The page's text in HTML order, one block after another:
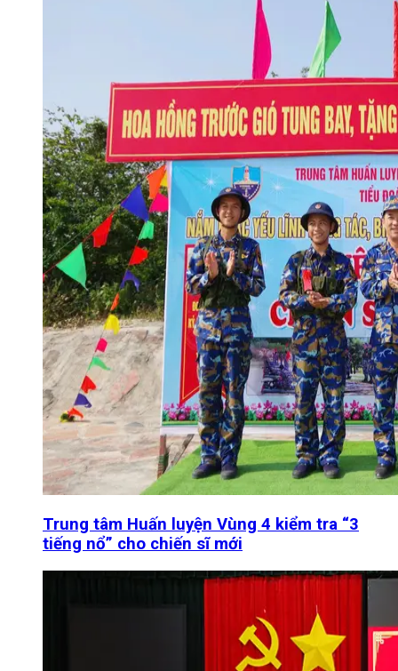
Trung tâm Huấn luyện Vùng 4 kiểm tra “3
tiếng nổ” cho chiến sĩ mới